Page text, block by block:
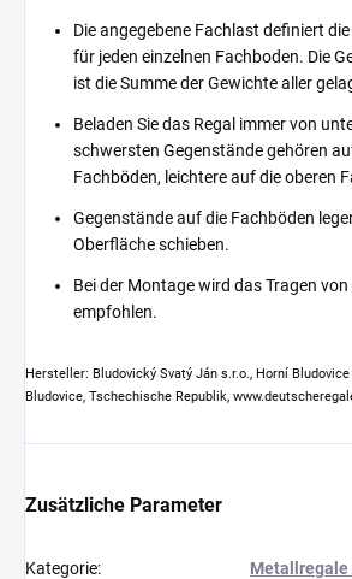
Die angegebene Fachlast definiert
für jeden einzelnen Fachboden. Die
ist die Summe der Gewichte aller
Beladen Sie das Regal immer von
schwersten Gegenstände gehören
Fachböden, leichtere auf die oberen
Gegenstände auf die Fachböden
Oberfläche schieben.
Bei der Montage wird das Tragen
empfohlen.
Hersteller: Bludovický Svatý Ján s.r.o., Horní
Bludovice, Tschechische Republik,
Zusätzliche Parameter
Kategorie: Metallregale